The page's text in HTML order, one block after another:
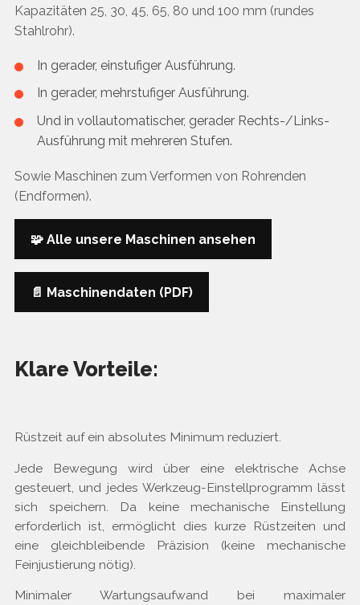
Kapazitäten 25, 30, 45, 65, 80 und 100 mm (rundes
Stahlrohr).
In gerader, einstufiger Ausführung.
In gerader, mehrstufiger Ausführung.
Und in vollautomatischer, gerader Rechts-/Links-
Ausführung mit mehreren Stufen.
Sowie Maschinen zum Verformen von Rohrenden
(Endformen).
🧩 Alle unsere Maschinen ansehen
📄 Maschinendaten (PDF)
Klare Vorteile:
Rüstzeit auf ein absolutes Minimum reduziert.
Jede Bewegung wird über eine elektrische Achse
gesteuert, und jedes Werkzeug-Einstellprogramm lässt
sich speichern. Da keine mechanische Einstellung
erforderlich ist, ermöglicht dies kurze Rüstzeiten und
eine gleichbleibende Präzision (keine mechanische
Feinjustierung nötig).
Minimaler Wartungsaufwand bei maximaler